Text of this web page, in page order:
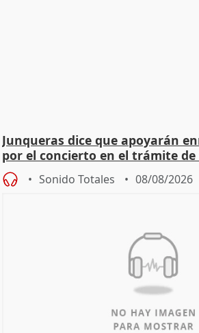
Junqueras dice que apoyarán
por el concierto en el trámite
Sonido Totales 08/08/2026